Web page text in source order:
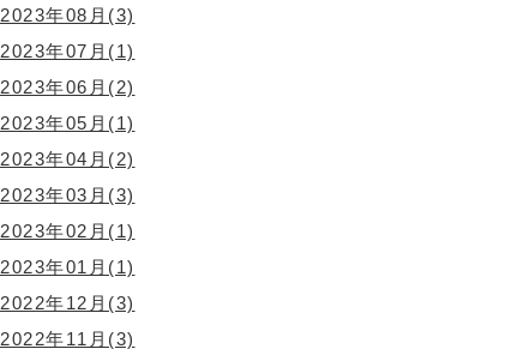
2023年08月(3)
2023年07月(1)
2023年06月(2)
2023年05月(1)
2023年04月(2)
2023年03月(3)
2023年02月(1)
2023年01月(1)
2022年12月(3)
2022年11月(3)